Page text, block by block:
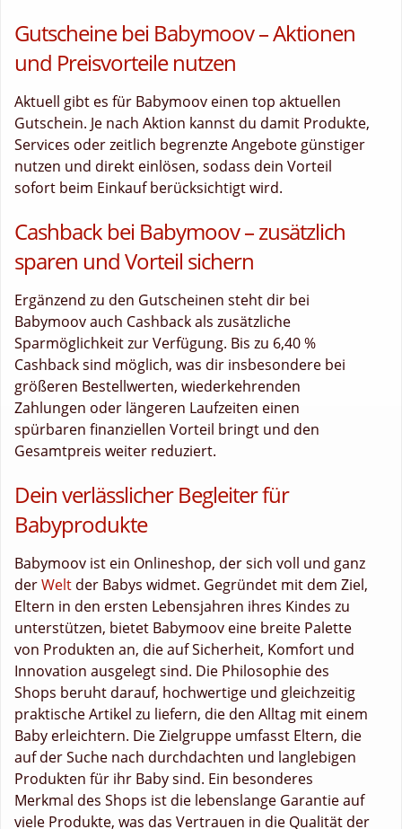
Gutscheine bei Babymoov – Aktionen
und Preisvorteile nutzen
Aktuell gibt es für Babymoov einen top aktuellen
Gutschein. Je nach Aktion kannst du damit Produkte,
Services oder zeitlich begrenzte Angebote günstiger
nutzen und direkt einlösen, sodass dein Vorteil
sofort beim Einkauf berücksichtigt wird.
Cashback bei Babymoov – zusätzlich
sparen und Vorteil sichern
Ergänzend zu den Gutscheinen steht dir bei
Babymoov auch Cashback als zusätzliche
Sparmöglichkeit zur Verfügung. Bis zu 6,40 %
Cashback sind möglich, was dir insbesondere bei
größeren Bestellwerten, wiederkehrenden
Zahlungen oder längeren Laufzeiten einen
spürbaren finanziellen Vorteil bringt und den
Gesamtpreis weiter reduziert.
Dein verlässlicher Begleiter für
Babyprodukte
Babymoov ist ein Onlineshop, der sich voll und ganz
derWelt der Babys widmet. Gegründet mit dem Ziel,
Eltern in den ersten Lebensjahren ihres Kindes zu
unterstützen, bietet Babymoov eine breite Palette
von Produkten an, die auf Sicherheit, Komfort und
Innovation ausgelegt sind. Die Philosophie des
Shops beruht darauf, hochwertige und gleichzeitig
praktische Artikel zu liefern, die den Alltag mit einem
Baby erleichtern. Die Zielgruppe umfasst Eltern, die
auf der Suche nach durchdachten und langlebigen
Produkten für ihr Baby sind. Ein besonderes
Merkmal des Shops ist die lebenslange Garantie auf
viele Produkte, was das Vertrauen in die Qualität der